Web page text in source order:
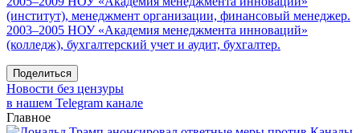
(институт), менеджмент организации, финансовый менеджер.
2003–2005 НОУ «Академия менеджмента инноваций»
(колледж), бухгалтерский учет и аудит, бухгалтер.
Поделиться
Новости без цензуры
в нашем Telegram канале
Главное